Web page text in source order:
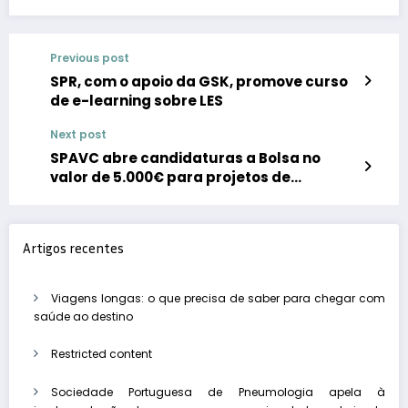
Previous post
SPR, com o apoio da GSK, promove curso
de e-learning sobre LES
Next post
SPAVC abre candidaturas a Bolsa no
valor de 5.000€ para projetos de
Artigos recentes
Viagens longas: o que precisa de saber para chegar com
saúde ao destino
Restricted content
Sociedade Portuguesa de Pneumologia apela à